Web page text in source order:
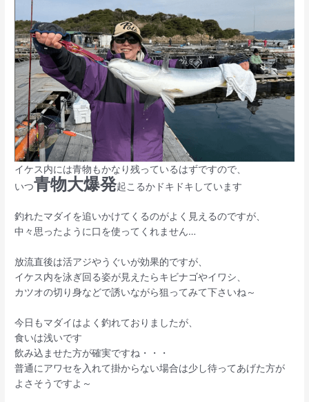
イケス内には青物もかなり残っているはずですので、
いつ青物大爆発起こるかドキドキしています
釣れたマダイを追いかけてくるのがよく見えるのですが、
中々思ったように口を使ってくれません…
放流直後は活アジやうぐいが効果的ですが、
イケス内を泳ぎ回る姿が見えたらキビナゴやイワシ、
カツオの切り身などで誘いながら狙ってみて下さいね～
今日もマダイはよく釣れておりましたが、
食いは浅いです
飲み込ませた方が確実ですね・・・
普通にアワセを入れて掛からない場合は少し待ってあげた方が
よさそうですよ～